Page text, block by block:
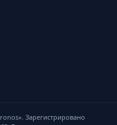
Зарегистрировано